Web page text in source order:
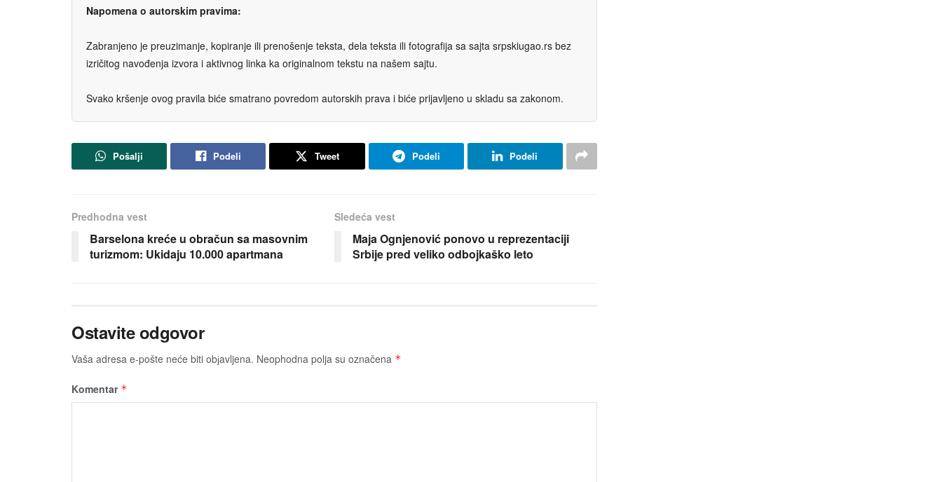
Napomena o autorskim pravima:
Zabranjeno je preuzimanje, kopiranje ili prenošenje teksta, dela teksta ili fotografija sa sajta srpskiugao.rs bez
izričitog navođenja izvora i aktivnog linka ka originalnom tekstu na našem sajtu.
Svako kršenje ovog pravila biće smatrano povredom autorskih prava i biće prijavljeno u skladu sa zakonom.
Pošalji Podeli Tweet Podeli Podeli
Predhodna vest
Barselona kreće u obračun sa masovnim
turizmom: Ukidaju 10.000 apartmana
Sledeća vest
Maja Ognjenović ponovo u reprezentaciji
Srbije pred veliko odbojkaško leto
Ostavite odgovor
Vaša adresa e-pošte neće biti obјavljena. Neophodna polja su označena *
Komentar *